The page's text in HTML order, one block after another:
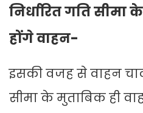
निर्धारित गति
होंगे वाहन-
इसकी वजह से वाहन
सीमा के मुताबिक ही